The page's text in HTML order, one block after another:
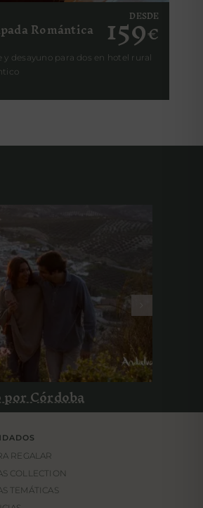
Romántica
DESDE
159€
y desayuno para dos en hotel rural
Córdoba
Córdoba
REGALAR
COLLECTION
TEMÁTICAS